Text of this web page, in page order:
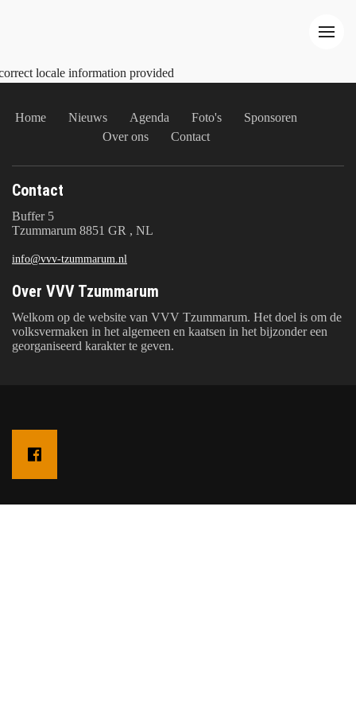
locale information provided
Home Nieuws Agenda Foto's
Sponsoren
Over ons
Contact
Contact
Buffer 5
Tzummarum 8851 GR , NL
info@vvv-tzummarum.nl
Over VVV Tzummarum
Welkom op de website van VVV Tzummarum. Het doel is om de
volksvermaken in het algemeen en kaatsen in het bijzonder een
georganiseerd karakter te geven.